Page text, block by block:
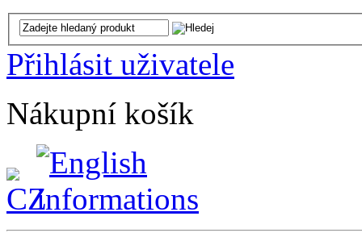
Přihlásit uživatele
Nákupní košík